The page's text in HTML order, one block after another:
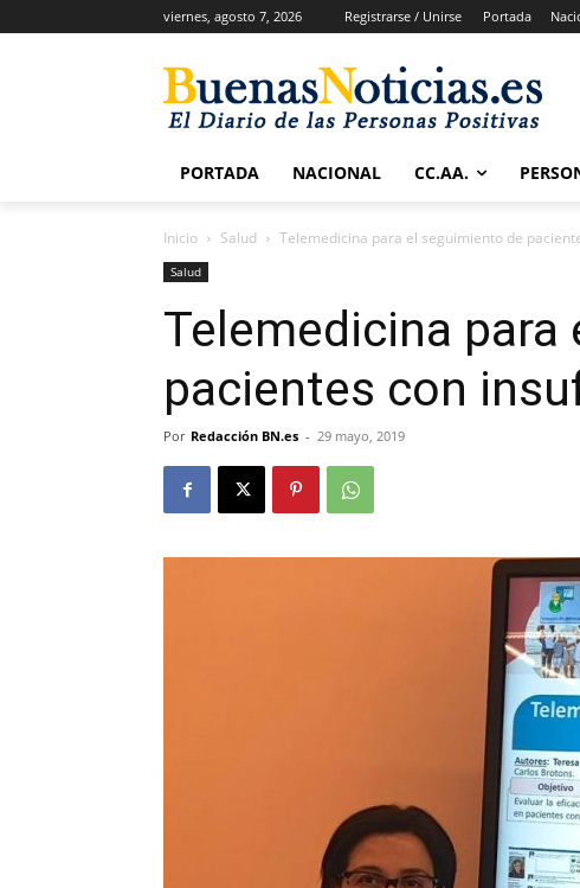
viernes, agosto 7, 2026 Registrarse / Unirse Portada
PORTADA NACIONAL CC.AA.
Inicio Salud Telemedicina para el seguimiento de
Salud
Telemedicina
pacientes con
Por Redacción BN.es - 29 mayo, 2019